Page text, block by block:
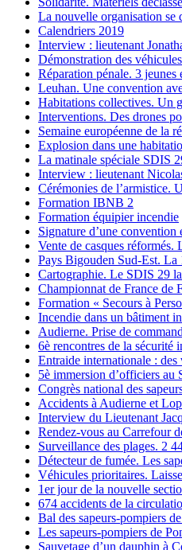
La nouvelle organisation se
Calendriers 2019
Interview : lieutenant
Démonstration des
Réparation pénale. 3 jeunes
Leuhan. Une convention
Habitations collectives. Un
Interventions. Des drones
Semaine européenne de la
Explosion dans une
La matinale spéciale SDIS
Interview : lieutenant
Cérémonies de l’armistice.
Formation IBNB 2
Formation équipier incendie
Signature d’une
Vente de casques
Pays Bigouden Sud-Est. La
Cartographie. Le SDIS 29
Championnat de France de
Formation « Secours à
Incendie dans un bâtiment
Audierne. Prise de
6è rencontres de la sécurité
Entraide internationale :
5è immersion d’officiers au
Congrès national des
Accidents à Audierne et
Interview du Lieutenant
Rendez-vous au Carrefour
Surveillance des plages. 2
Détecteur de fumée. Les
Véhicules prioritaires.
1er jour de la nouvelle
674 accidents de la
Bal des sapeurs-pompiers
Les sapeurs-pompiers de
Sauvetage d’un dauphin à